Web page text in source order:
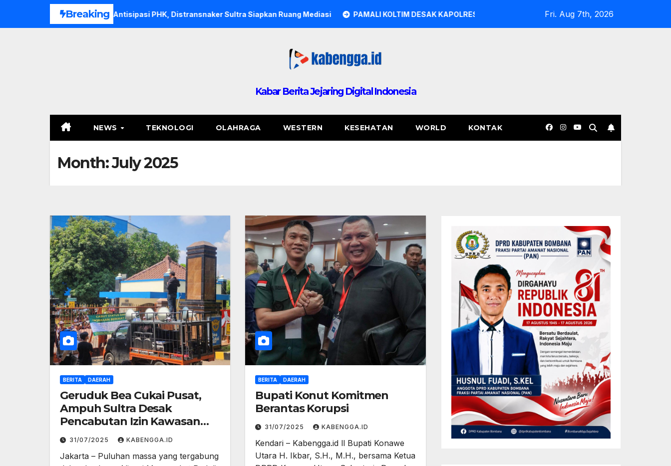
Breaking
Antisipasi PHK, Distransnaker Sultra Siapkan Ruang Mediasi PAMALI KOLTIM DESAK KAPOLRES KOLAKA TIMUR EVALUASI DAN COPOT KASAT INTELKAM SERTA KASAT
Fri. Aug 7th, 2026
Kabar Berita Jejaring Digital Indonesia
NEWS TEKNOLOGI OLAHRAGA WESTERN KESEHATAN WORLD KONTAK
Month:July 2025
BERITA DAERAH
Geruduk Bea Cukai Pusat,
Ampuh Sultra Desak
Pencabutan Izin Kawasan
Berikat Morosi dan
Pencopotan Kepala KPPBC
Kendari
31/07/2025 KABENGGA.ID
Jakarta – Puluhan massa yang tergabung
BERITA DAERAH
Bupati Konut Komitmen
Berantas Korupsi
31/07/2025 KABENGGA.ID
Kendari – Kabengga.id ll Bupati Konawe
Utara H. Ikbar, S.H., M.H., bersama Ketua